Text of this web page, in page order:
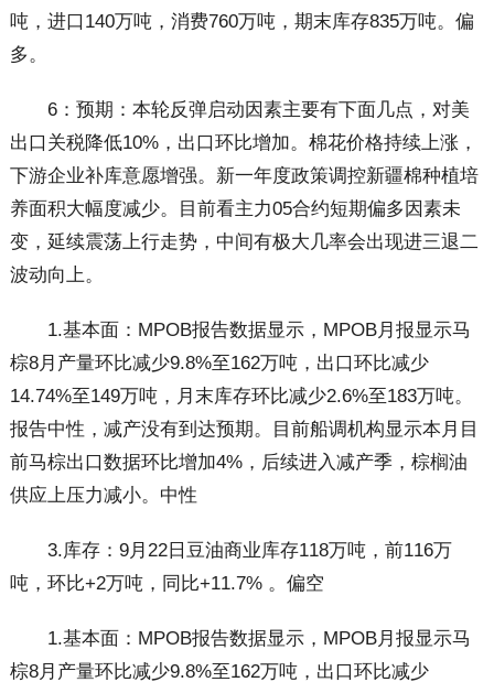
吨，进口140万吨，消费760万吨，期末库存835万吨。偏
多。
6：预期：本轮反弹启动因素主要有下面几点，对美
出口关税降低10%，出口环比增加。棉花价格持续上涨，
下游企业补库意愿增强。新一年度政策调控新疆棉种植培
养面积大幅度减少。目前看主力05合约短期偏多因素未
变，延续震荡上行走势，中间有极大几率会出现进三退二
波动向上。
1.基本面：MPOB报告数据显示，MPOB月报显示马
棕8月产量环比减少9.8%至162万吨，出口环比减少
14.74%至149万吨，月末库存环比减少2.6%至183万吨。
报告中性，减产没有到达预期。目前船调机构显示本月目
前马棕出口数据环比增加4%，后续进入减产季，棕榈油
供应上压力减小。中性
3.库存：9月22日豆油商业库存118万吨，前116万
吨，环比+2万吨，同比+11.7% 。偏空
1.基本面：MPOB报告数据显示，MPOB月报显示马
棕8月产量环比减少9.8%至162万吨，出口环比减少